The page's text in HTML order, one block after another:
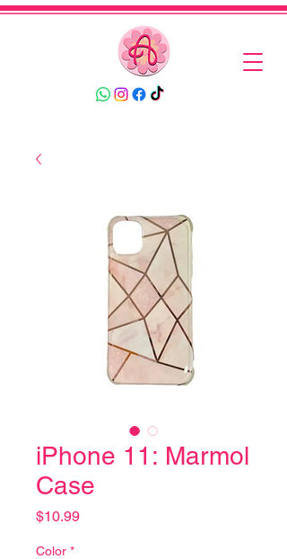
iPhone 11: Marmol
Case
$10.99Precio
Color *